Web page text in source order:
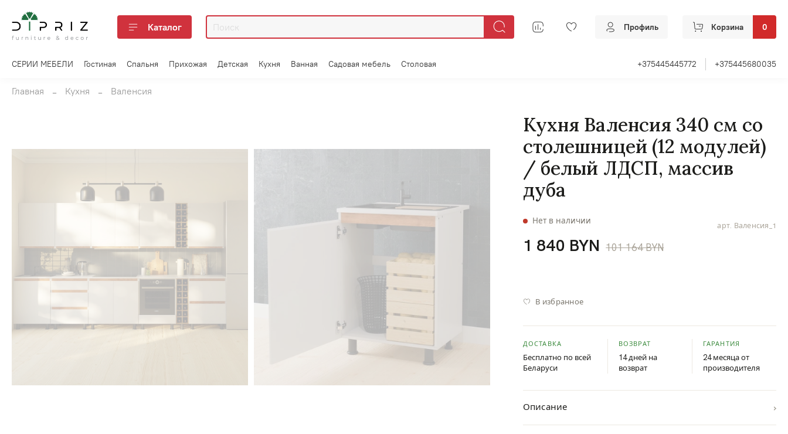
Каталог Профиль Корзина 0
СЕРИИ МЕБЕЛИ Гостиная Спальня Прихожая Детская Кухня Ванная Садовая мебель Столовая +375445445772 +375445680035
Главная Кухня Валенсия
арт. Валенсия_1
Нет в наличии
Кухня Валенсия 340 см со
столешницей (12 модулей)
/ белый ЛДСП, массив
дуба
1 840 BYN 101 164 BYN
В избранное
ДОСТАВКА
Бесплатно по всей
Беларуси
ВОЗВРАТ
14 дней на
возврат
ГАРАНТИЯ
24 месяца от
производителя
Описание ›